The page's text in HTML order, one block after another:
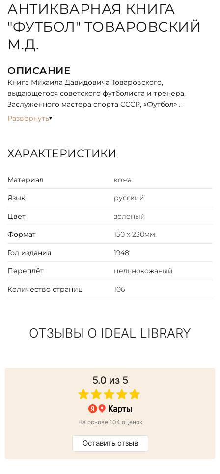
АНТИКВАРНАЯ КНИГА
"ФУТБОЛ" ТОВАРОВСКИЙ
М.Д.
ОПИСАНИЕ
Книга Михаила Давидовича Товаровского,
выдающегося советского футболиста и тренера,
Заслуженного мастера спорта СССР, «Футбол»
представляет собой ценное учебное пособие,
популярность в Советском Союзе, это издание было
призвано систематизировать и популяризировать
Развернуть
ХАРАКТЕРИСТИКИ
Материал кожа
Язык русский
Цвет зелёный
Формат 150 х 230мм.
Год издания 1948
Переплёт цельнокожаный
Количество страниц 106
ОТЗЫВЫ О IDEAL LIBRARY
5.0 из 5
На основе 104 оценок
Оставить отзыв